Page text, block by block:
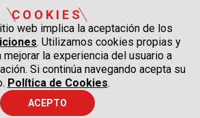
COOKIES
web implica la aceptación de los
. Utilizamos cookies propias y
la experiencia del usuario a
Si continúa navegando acepta su
Política de Cookies.
ACEPTO